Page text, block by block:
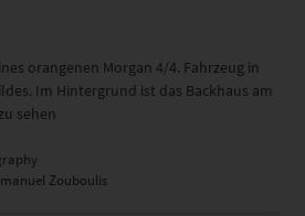
orangenen Morgan 4/4. Fahrzeug in
Im Hintergrund ist das Backhaus am
sehen
Zouboulis